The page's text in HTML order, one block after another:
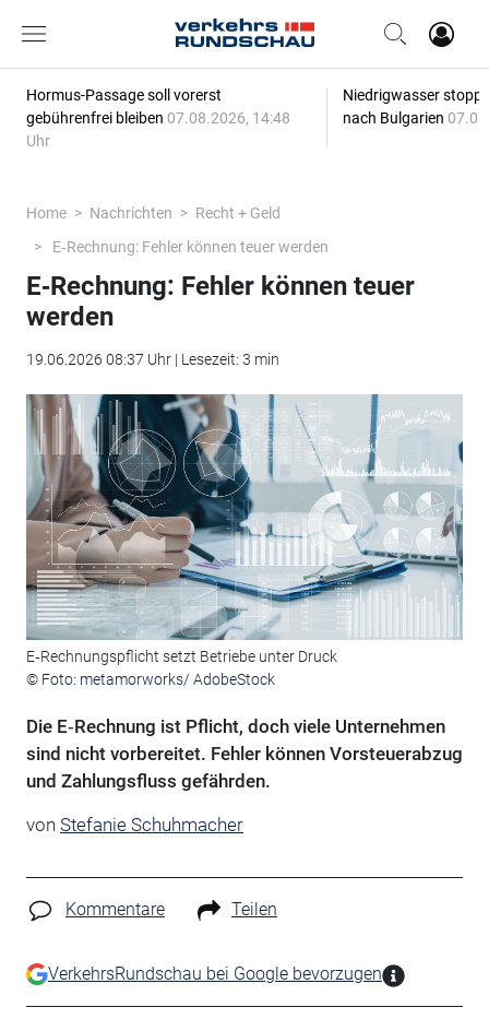
Hormus-Passage soll vorerst
gebührenfrei bleiben 07.08.2026, 14:48
Uhr
Niedrigwasser
nach Bulgarien
Home Nachrichten
Recht + Geld
E‑Rechnung: Fehler können teuer werden
E‑Rechnung: Fehler können teuer
werden
19.06.2026 08:37 Uhr | Lesezeit: 3 min
E‑Rechnungspflicht setzt Betriebe unter Druck
© Foto: metamorworks/ AdobeStock
Die E‑Rechnung ist Pflicht, doch viele Unternehmen
sind nicht vorbereitet. Fehler können Vorsteuerabzug
und Zahlungsfluss gefährden.
von Stefanie Schuhmacher
Kommentare Teilen
VerkehrsRundschau bei Google bevorzugen